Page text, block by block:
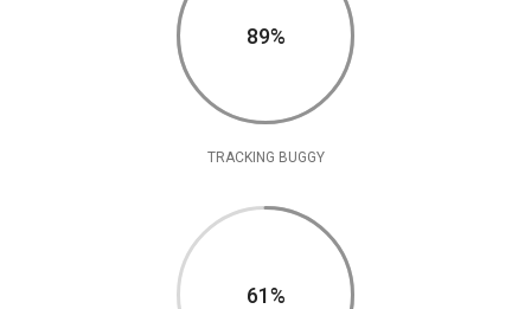
90%
TRACKING BUGGY
62%